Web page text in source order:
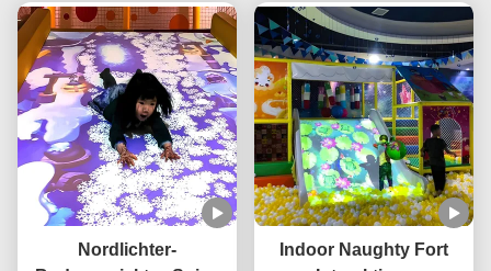
Nordlichter-
Indoor Naughty Fort